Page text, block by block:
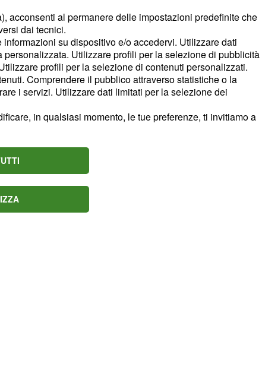
acconsenti al permanere delle impostazioni predefinite che
dai tecnici.
su dispositivo e/o accedervi. Utilizzare dati
Utilizzare profili per la selezione di pubblicità
profili per la selezione di contenuti personalizzati.
Comprendere il pubblico attraverso statistiche o la
i servizi. Utilizzare dati limitati per la selezione dei
in qualsiasi momento, le tue preferenze, ti invitiamo a